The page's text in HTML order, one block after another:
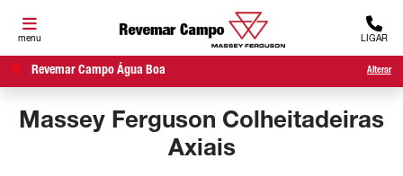
menu LIGAR
Revemar Campo Água Boa Alterar
Massey Ferguson Colheitadeiras
Axiais